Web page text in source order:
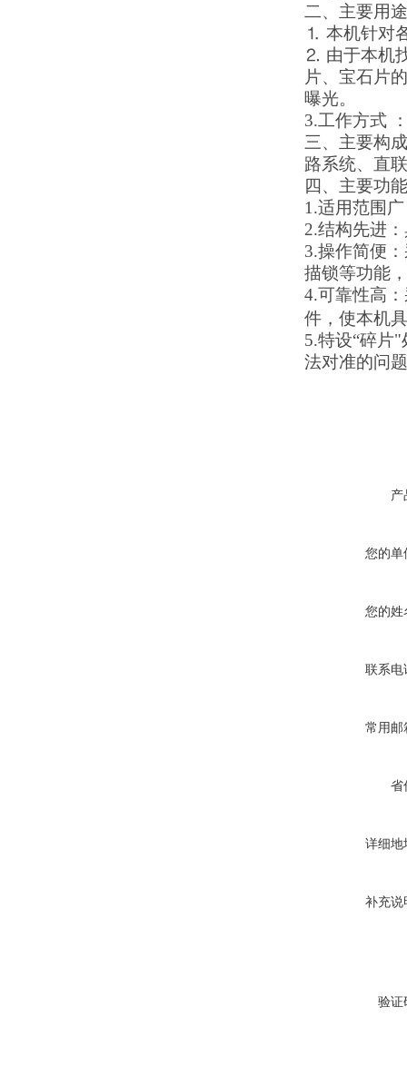
二、主要用途
⒈ 本机针对
⒉ 由于本机
片、宝石片
曝光。
3.工作方式
三、主要构成
路系统、直
四、主要功
1.适用范围广
2.结构先进 ：
3.操作简便 ：
描锁等功能
4.可靠性高 ：
件，使本机
5.特设“碎片
法对准的问
产
您的单
您的姓
联系电
常用邮
省
详细地
补充说
验证